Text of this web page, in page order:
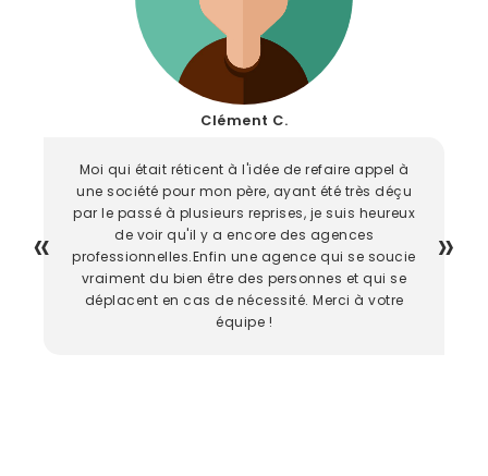
Clément C.
Moi qui était réticent à l'idée de refaire appel à
une société pour mon père, ayant été très déçu
par le passé à plusieurs reprises, je suis heureux
de voir qu'il y a encore des agences
professionnelles.Enfin une agence qui se soucie
vraiment du bien être des personnes et qui se
déplacent en cas de nécessité. Merci à votre
équipe !